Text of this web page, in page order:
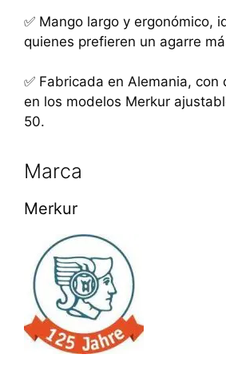
✅ Mango largo y ergonómico,
quienes prefieren un agarre
✅ Fabricada en Alemania, con
en los modelos Merkur
50.
Marca
Merkur